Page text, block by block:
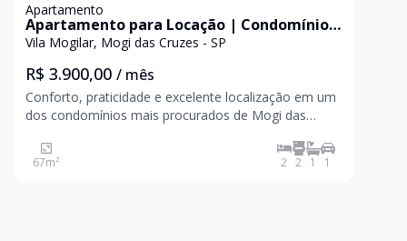
Apartamento
Apartamento para Locação | Condomínio
Combinatto Chiaro | Mogi das Cruzes
Vila Mogilar, Mogi das Cruzes - SP
R$ 3.900,00 / mês
Conforto, praticidade e excelente localização em um
dos condomínios mais procurados de Mogi das
privativa, oferecendo uma planta moderna, funcional
e muito bem distribuída, ideal para quem busca
67m² 2 2 1 1